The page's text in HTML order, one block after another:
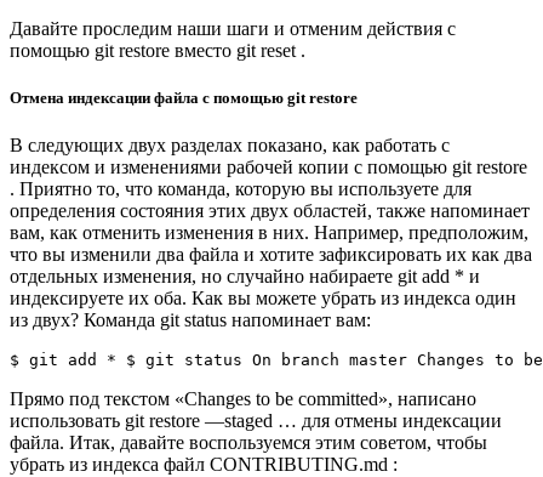
Давайте проследим наши шаги и отменим действия с
помощью git restore вместо git reset .
Отмена индексации файла с помощью git restore
В следующих двух разделах показано, как работать с
индексом и изменениями рабочей копии с помощью git restore
. Приятно то, что команда, которую вы используете для
определения состояния этих двух областей, также напоминает
вам, как отменить изменения в них. Например, предположим,
что вы изменили два файла и хотите зафиксировать их как два
отдельных изменения, но случайно набираете git add * и
индексируете их оба. Как вы можете убрать из индекса один
из двух? Команда git status напоминает вам:
$ git add * $ git status On branch master Changes to be
Прямо под текстом «Changes to be committed», написано
использовать git restore —staged …​ для отмены индексации
файла. Итак, давайте воспользуемся этим советом, чтобы
убрать из индекса файл CONTRIBUTING.md :